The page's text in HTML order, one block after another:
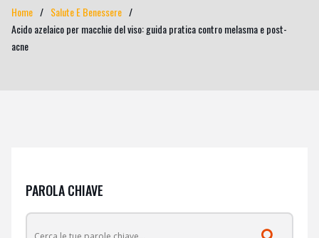
Home
Salute E Benessere
Acido azelaico per macchie del viso: guida pratica contro melasma e post-
acne
PAROLA CHIAVE